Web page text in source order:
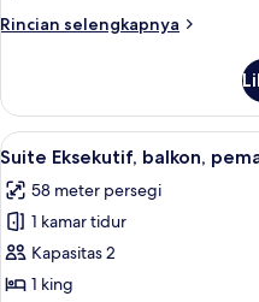
Rincian selengkapnya
Rincian
Suite
Eksekutif,
balkon,
kota
Lihat
semua
foto
untuk
Suite
Eksekutif,
6
Suite Eksekutif, balkon,
58 meter persegi
1 kamar tidur
Kapasitas 2
1 king